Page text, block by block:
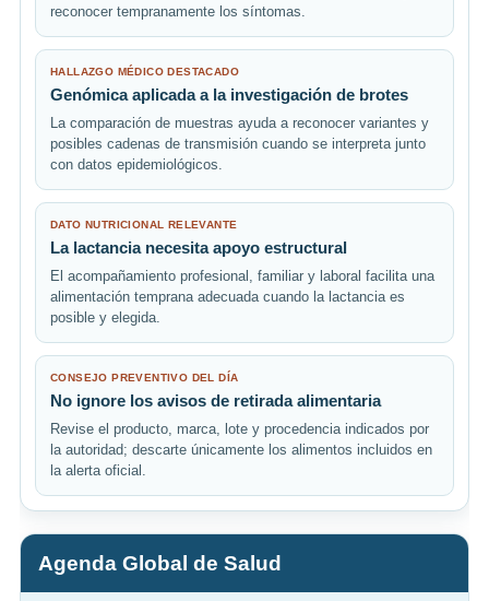
reconocer tempranamente los síntomas.
HALLAZGO MÉDICO DESTACADO
Genómica aplicada a la investigación de brotes
La comparación de muestras ayuda a reconocer variantes y
posibles cadenas de transmisión cuando se interpreta junto
con datos epidemiológicos.
DATO NUTRICIONAL RELEVANTE
La lactancia necesita apoyo estructural
El acompañamiento profesional, familiar y laboral facilita una
alimentación temprana adecuada cuando la lactancia es
posible y elegida.
CONSEJO PREVENTIVO DEL DÍA
No ignore los avisos de retirada alimentaria
Revise el producto, marca, lote y procedencia indicados por
la autoridad; descarte únicamente los alimentos incluidos en
la alerta oficial.
Agenda Global de Salud